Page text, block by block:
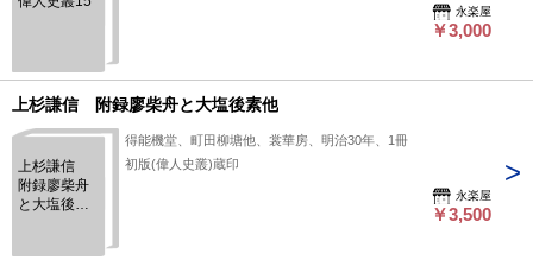
永楽屋
￥3,000
上杉謙信 附録廖柴舟と大塩後素他
上杉謙信
附録廖柴舟
と大塩後素
得能機堂、町田柳塘他、裳華房、明治30年、1冊
初版(偉人史叢)蔵印
永楽屋
￥3,500